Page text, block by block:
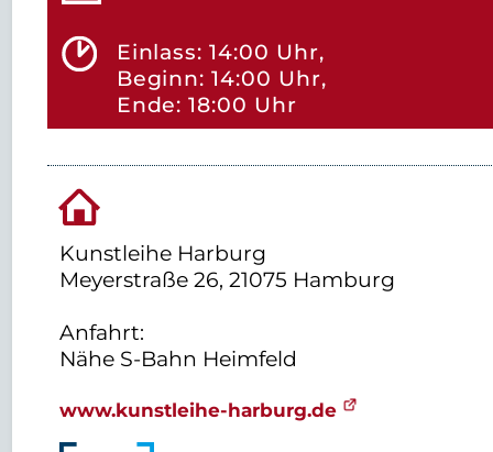
Einlass: 14:00 Uhr,
Beginn: 14:00 Uhr,
Ende: 18:00 Uhr
Kunstleihe Harburg
Meyerstraße 26, 21075 Hamburg
Anfahrt:
Nähe S-Bahn Heimfeld
www.kunstleihe-harburg.de